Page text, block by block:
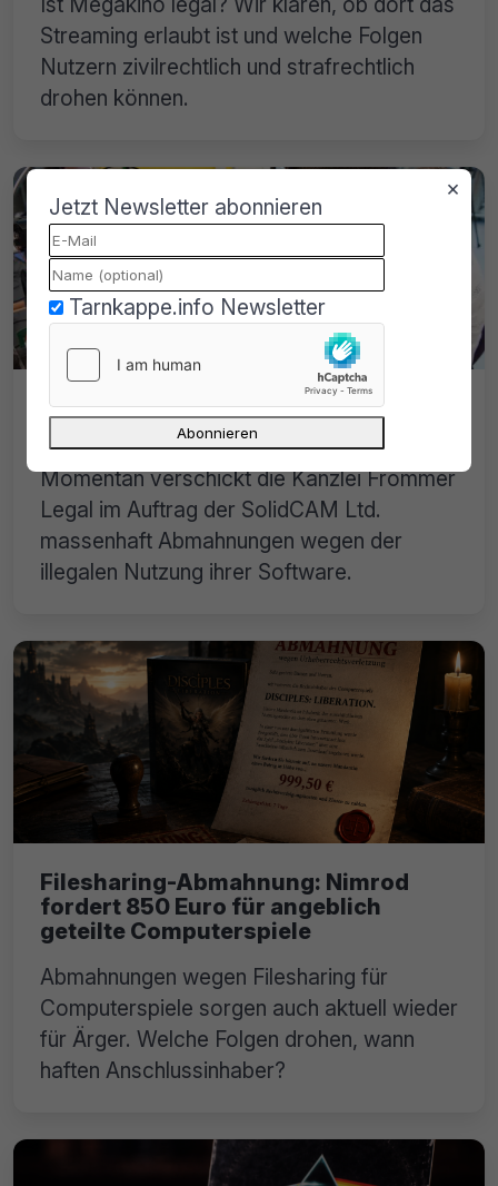
Streaming erlaubt ist und welche Folgen
Nutzern zivilrechtlich und strafrechtlich
drohen können.
SolidCAM-Abmahnung nach illegaler
Momentan verschickt die Kanzlei Frommer
Legal im Auftrag der SolidCAM Ltd.
massenhaft Abmahnungen wegen der
illegalen Nutzung ihrer Software.
Filesharing-Abmahnung: Nimrod
fordert 850 Euro für angeblich
geteilte Computerspiele
Abmahnungen wegen Filesharing für
Computerspiele sorgen auch aktuell wieder
für Ärger. Welche Folgen drohen, wann
haften Anschlussinhaber?
×
Jetzt Newsletter abonnieren
Tarnkappe.info Newsletter